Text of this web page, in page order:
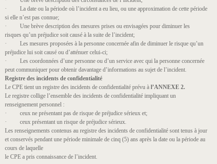
· La date ou la période où l’incident a eu lieu, ou une approximation de cette période
si elle n’est pas connue;
· Une brève description des mesures prises ou envisagées pour diminuer les
risques qu’un préjudice soit causé à la suite de l’incident;
· Les mesures proposées à la personne concernée afin de diminuer le risque qu’un
préjudice lui soit causé ou d’atténuer celui-ci;
· Les coordonnées d’une personne ou d’un service avec qui la personne concernée
peut communiquer pour obtenir davantage d’informations au sujet de l’incident.
Registre des incidents de confidentialité
Le CPE tient un registre des incidents de confidentialité prévu à l’ANNEXE 2.
Le registre collige l’ensemble des incidents de confidentialité impliquant un
renseignement personnel ​:
· ceux ne présentant pas de risque de préjudice sérieux​ et;
· ceux présentant un risque de préjudice sérieux​.
Les renseignements contenus au registre des incidents de confidentialité sont tenus à jour
et conservés pendant une période minimale de cinq (5) ans après la date ou la période au
cours de laquelle
le CPE a pris connaissance de l’incident.